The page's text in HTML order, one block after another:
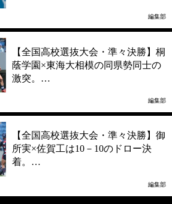
編集部
【全国高校選抜大会・準々決勝】桐
蔭学園×東海大相模の同県勢同士の
激突。…
編集部
【全国高校選抜大会・準々決勝】御
所実×佐賀工は10－10のドロー決
着。…
編集部